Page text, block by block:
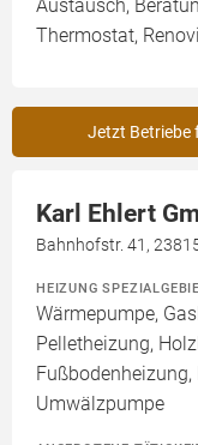
Austausch,
Thermostat,
Jetzt Betriebe
Karl Ehlert
Bahnhofstr. 41,
HEIZUNG
Wärmepumpe,
Pelletheizung,
Umwälzpumpe